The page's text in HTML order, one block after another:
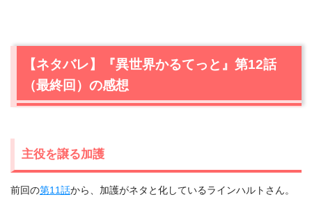
【ネタバレ】『異世界かるてっと』第12話
（最終回）の感想
主役を譲る加護
前回の第11話から、加護がネタと化しているラインハルトさん。